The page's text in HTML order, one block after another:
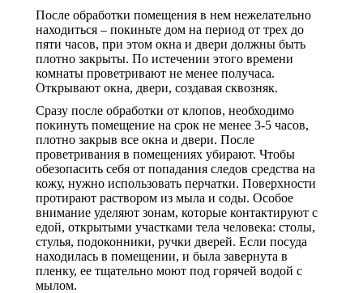
После обработки помещения в нем нежелательно
находиться – покиньте дом на период от трех до
пяти часов, при этом окна и двери должны быть
плотно закрыты. По истечении этого времени
комнаты проветривают не менее получаса.
Открывают окна, двери, создавая сквозняк.
Сразу после обработки от клопов, необходимо
покинуть помещение на срок не менее 3-5 часов,
плотно закрыв все окна и двери. После
проветривания в помещениях убирают. Чтобы
обезопасить себя от попадания следов средства на
кожу, нужно использовать перчатки. Поверхности
протирают раствором из мыла и соды. Особое
внимание уделяют зонам, которые контактируют с
едой, открытыми участками тела человека: столы,
стулья, подоконники, ручки дверей. Если посуда
находилась в помещении, и была завернута в
пленку, ее тщательно моют под горячей водой с
мылом.